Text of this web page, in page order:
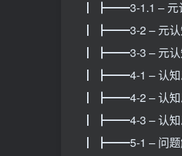
┃ ┣━━3-1.1 – 元
┃ ┣━━3-2 – 元认
┃ ┣━━3-3 – 元认
┃ ┣━━4-1 – 认知
┃ ┣━━4-2 – 认知
┃ ┣━━4-3 – 认知
┃ ┣━━5-1 – 问题